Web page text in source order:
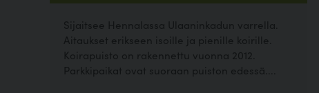
Sijaitsee Hennalassa Ulaaninkadun varrella.
Aitaukset erikseen isoille ja pienille koirille.
Koirapuisto on rakennettu vuonna 2012.
Parkkipaikat ovat suoraan puiston edessä....